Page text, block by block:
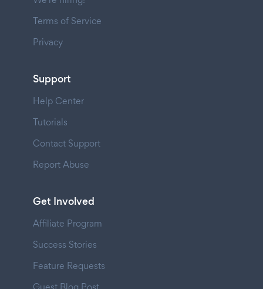
Terms of Service
Privacy
Support
Help Center
Tutorials
Contact Support
Report Abuse
Get Involved
Affiliate Program
Success Stories
Feature Requests